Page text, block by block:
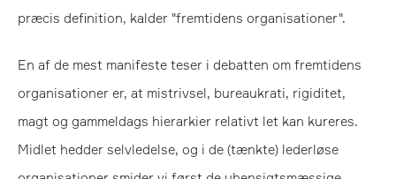
præcis definition, kalder "fremtidens organisationer".
En af de mest manifeste teser i debatten om fremtidens
organisationer er, at mistrivsel, bureaukrati, rigiditet,
magt og gammeldags hierarkier relativt let kan kureres.
Midlet hedder selvledelse, og i de (tænkte) lederløse